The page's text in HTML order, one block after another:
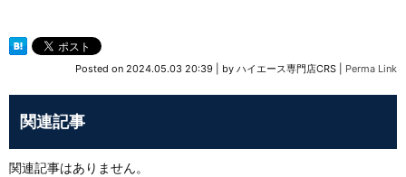
Posted on 2024.05.03 20:39 by ハイエース専門店CRS Perma Link
関連記事
関連記事はありません。